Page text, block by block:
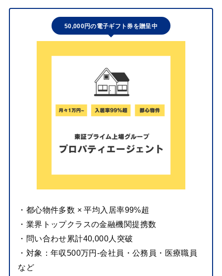
50,000円の電子ギフト券を贈呈中
・都心物件多数 × 平均入居率99%超
・業界トップクラスの金融機関提携数
・問い合わせ累計40,000人突破
・対象：年収500万円-会社員・公務員・医療職員
など